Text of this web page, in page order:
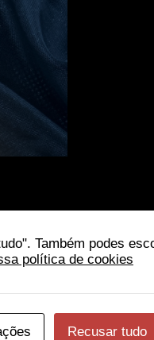
Também podes
política de cookies
Recusar tudo